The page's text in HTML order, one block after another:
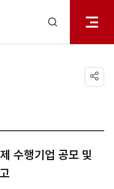
열기
수행기업 공모 및